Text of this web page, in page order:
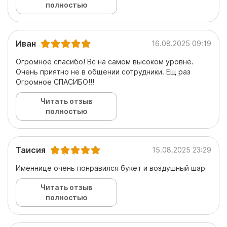
полностью
Иван 16.08.2025 09:19
Огромное спасибо! Вс на самом высоком уровне.
Очень приятно не в общении сотрудники. Ещ раз
Огромное СПАСИБО!!!
Читать отзыв
полностью
Таисия 15.08.2025 23:29
Именнице очень понравился букет и воздушный шар
Читать отзыв
полностью